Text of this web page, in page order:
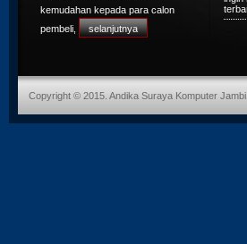
kemudahan kepada para calon
pembeli,
selanjutnya
Copyright © 2015. Andika Suraya Komputer Jambi